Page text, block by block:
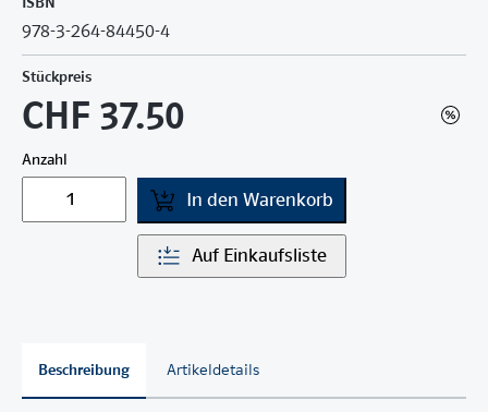
978-3-264-84450-4
Stückpreis
CHF 37.50
Anzahl
In den Warenkorb
Auf Einkaufsliste
Beschreibung Artikeldetails